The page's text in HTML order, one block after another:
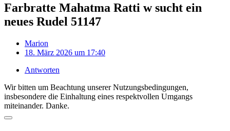
Farbratte Mahatma Ratti w sucht ein
neues Rudel 51147
Marion
18. März 2026 um 17:40
Antworten
Wir bitten um Beachtung unserer Nutzungsbedingungen,
insbesondere die Einhaltung eines respektvollen Umgangs
miteinander. Danke.